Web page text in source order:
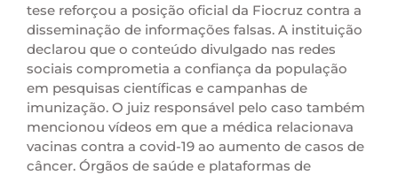
tese reforçou a posição oficial da Fiocruz contra a
disseminação de informações falsas. A instituição
declarou que o conteúdo divulgado nas redes
sociais comprometia a confiança da população
em pesquisas científicas e campanhas de
imunização. O juiz responsável pelo caso também
mencionou vídeos em que a médica relacionava
vacinas contra a covid-19 ao aumento de casos de
câncer. Órgãos de saúde e plataformas de